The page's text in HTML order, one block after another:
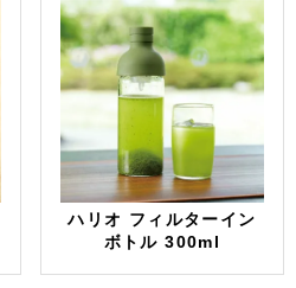
ハリオ フィルターイン
ボトル 300ml